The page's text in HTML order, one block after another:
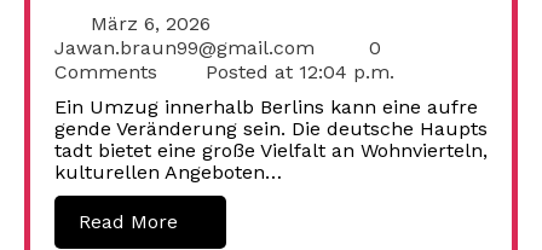
März 6, 2026
Jawan.braun99@gmail.com
0
Comments
Posted at 12:04 p.m.
Ein Umzug innerhalb Berlins kann eine aufre
gende Veränderung sein. Die deutsche Haupts
tadt bietet eine große Vielfalt an Wohnvierteln,
kulturellen Angeboten…
Read More